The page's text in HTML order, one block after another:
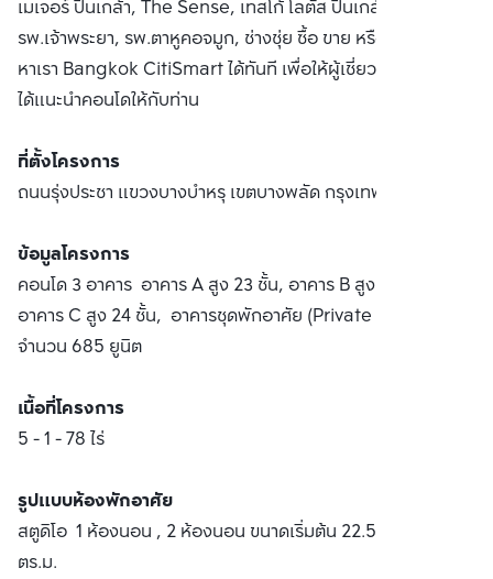
เมเจอร์ ปิ่นเกล้า, The Sense, เทสโก้ โลตัส ปิ่นเกล้า,
รพ.เจ้าพระยา, รพ.ตาหูคอจมูก, ช่างชุ่ย ซื้อ ขาย หรือ เช่า ติดต่อ
หาเรา Bangkok CitiSmart ได้ทันที เพื่อให้ผู้เชี่ยวชาญของเรา
ได้แนะนำคอนโดให้กับท่าน
ที่ตั้งโครงการ
ถนนรุ่งประชา แขวงบางบำหรุ เขตบางพลัด กรุงเทพฯ
ข้อมูลโครงการ
คอนโด 3 อาคาร อาคาร A สูง 23 ชั้น, อาคาร B สูง 22 ชั้น,
อาคาร C สูง 24 ชั้น, อาคารชุดพักอาศัย (Private Villa) 3 ชั้น
จำนวน 685 ยูนิต
เนื้อที่โครงการ
5 - 1 - 78 ไร่
รูปแบบห้องพักอาศัย
สตูดิโอ 1 ห้องนอน , 2 ห้องนอน ขนาดเริ่มต้น 22.50-51.50
ตร.ม.